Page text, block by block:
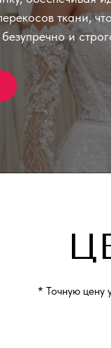
ткани,
и
* Точную цену